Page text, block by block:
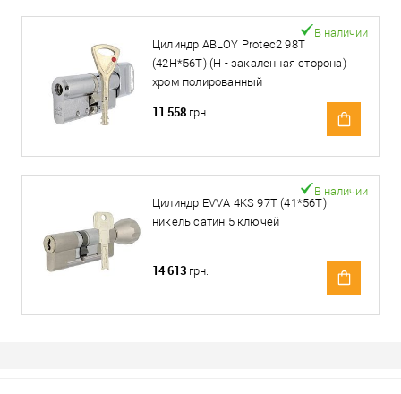
Цилиндр ABLOY Protec2 98T
(42H*56T) (H - закаленная сторона)
хром полированный
В наличии
11 558 грн.
Цилиндр EVVA 4KS 97T (41*56T)
никель сатин 5 ключей
В наличии
14 613 грн.